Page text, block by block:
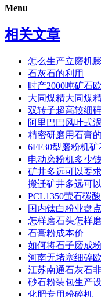
Menu
相关文章
怎么生产立磨机
石灰石的利用
时产2000吨矿石
大同煤精大同煤
双转子超高较细
阿里巴巴风叶式
精密研磨用石膏
6FF30型磨粉机
电动磨粉机多少
矿井多远可以要
搬迁矿井多远可
PCL1350萤石碳
国内钛白粉业盘点
怎样磨石头怎样
石膏粉成本价
如何将石子磨成
河南无堵塞细碎
江苏南通石灰石
砂石粉装包生产
化肥专用粉碎机